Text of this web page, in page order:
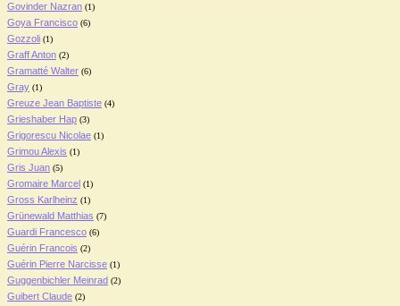
Govinder Nazran (1)
Goya Francisco (6)
Gozzoli (1)
Graff Anton (2)
Gramatté Walter (6)
Gray (1)
Greuze Jean Baptiste (4)
Grieshaber Hap (3)
Grigorescu Nicolae (1)
Grimou Alexis (1)
Gris Juan (5)
Gromaire Marcel (1)
Gross Karlheinz (1)
Grünewald Matthias (7)
Guardi Francesco (6)
Guérin Francois (2)
Guérin Pierre Narcisse (1)
Guggenbichler Meinrad (2)
Guibert Claude (2)